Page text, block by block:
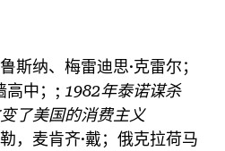
斯纳、梅雷迪思·克雷尔；
高中；; 1982年泰诺谋杀
了美国的消费主义
，麦肯齐·戴；俄克拉荷马